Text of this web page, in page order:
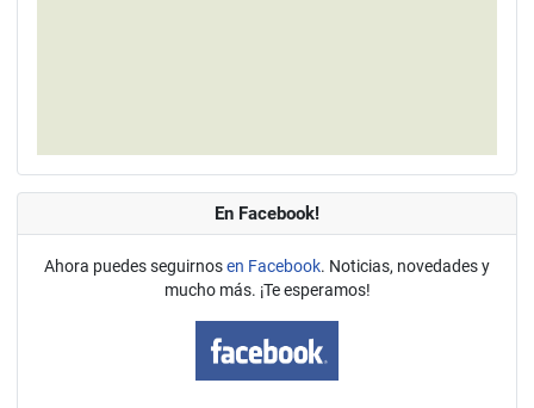
En Facebook!
Ahora puedes seguirnosen Facebook. Noticias, novedades y
mucho más. ¡Te esperamos!